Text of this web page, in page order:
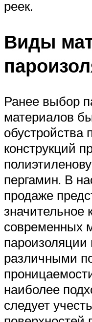
реек.
Виды
Ранее выбор
материалов
обустройства
конструкций
пергамин. В
продаже
значительное
современных
пароизоляции
различными
наиболее
следует